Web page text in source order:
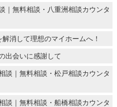
｜無料相談・八重洲相談カウンタ
消して理想のマイホームへ！
出会いに感謝して
談｜無料相談・松戸相談カウンタ
談｜無料相談・船橋相談カウンタ